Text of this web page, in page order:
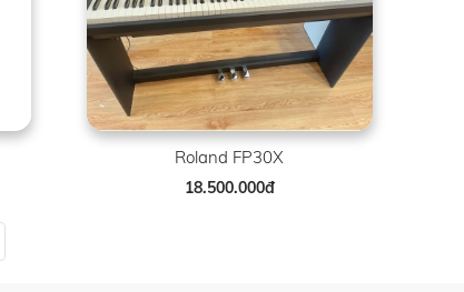
Roland FP30X
18.500.000đ